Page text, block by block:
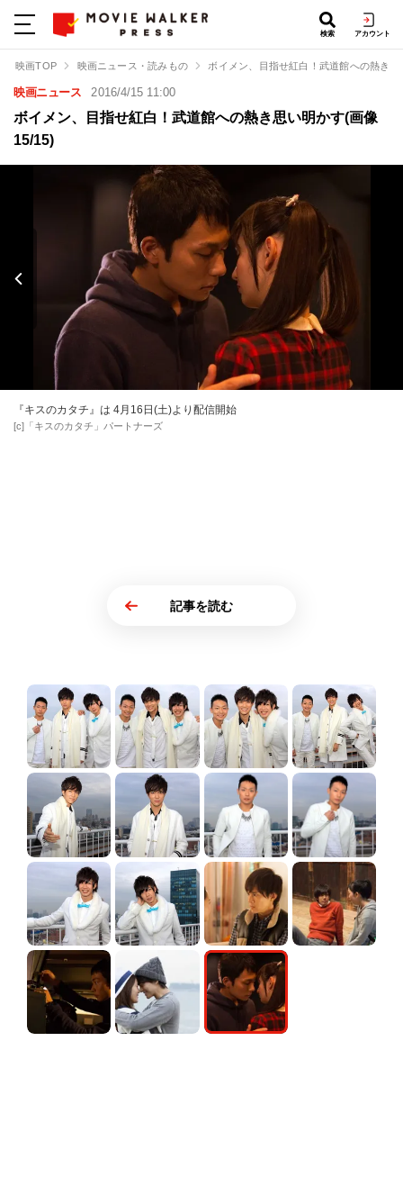
検索 アカウント
映画TOP 映画ニュース・読みもの ボイメン、目指せ紅白！武道館への熱き思
映画ニュース 2016/4/15 11:00
ボイメン、目指せ紅白！武道館への熱き思い明かす(画像
15/15)
『キスのカタチ』は 4月16日(土)より配信開始
[c]「キスのカタチ」パートナーズ
記事を読む